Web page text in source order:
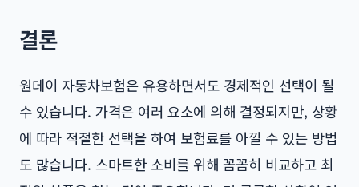
결론
원데이 자동차보험은 유용하면서도 경제적인 선택이 될
수 있습니다. 가격은 여러 요소에 의해 결정되지만, 상황
에 따라 적절한 선택을 하여 보험료를 아낄 수 있는 방법
도 많습니다. 스마트한 소비를 위해 꼼꼼히 비교하고 최